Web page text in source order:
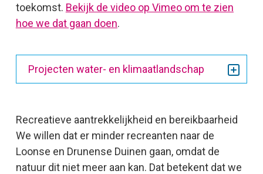
toekomst. Bekijk de video op Vimeo om te zien
hoe we dat gaan doen.
Projecten water- en klimaatlandschap
Recreatieve aantrekkelijkheid en bereikbaarheid
We willen dat er minder recreanten naar de
Loonse en Drunense Duinen gaan, omdat de
natuur dit niet meer aan kan. Dat betekent dat we